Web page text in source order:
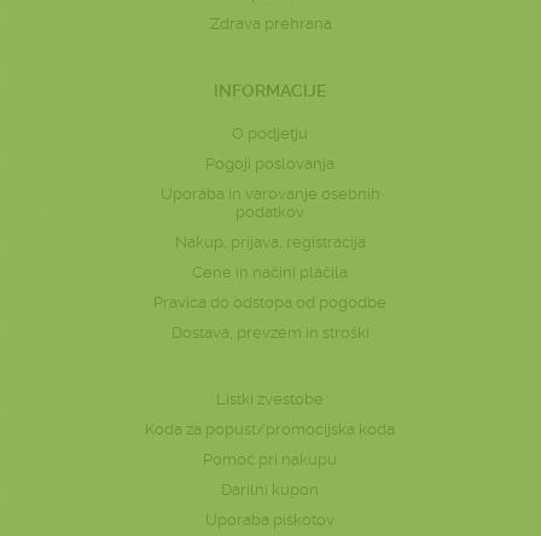
Zdrava prehrana
INFORMACIJE
O podjetju
Pogoji poslovanja
Uporaba in varovanje osebnih
podatkov
Nakup, prijava, registracija
Cene in načini plačila
Pravica do odstopa od pogodbe
Dostava, prevzem in stroški
Listki zvestobe
Koda za popust/promocijska koda
Pomoč pri nakupu
Darilni kupon
Uporaba piškotov